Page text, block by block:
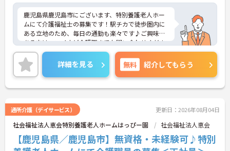
鹿児島県鹿児島市にございます、特別養護老人ホー
ムにて介護福祉士の募集です！駅チカで徒歩圏内に
ある立地のため、毎日の通勤も楽々です♪ご興味の
ある方は、マイナビ介護職までお問い合わせくださ
い。
詳細を見る 無料 紹介してもらう
通所介護（デイサービス） 更新日：2026年08月04日
社会福祉法人恵会特別養護老人ホームはっぴー園 社会福祉法人恵会
【鹿児島県／鹿児島市】無資格・未経験可♪特別